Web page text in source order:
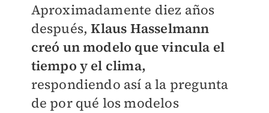
Aproximadamente diez años
después,Klaus Hasselmann
creó un modelo que vincula el
tiempo y el clima,
respondiendo así a la pregunta
de por qué los modelos